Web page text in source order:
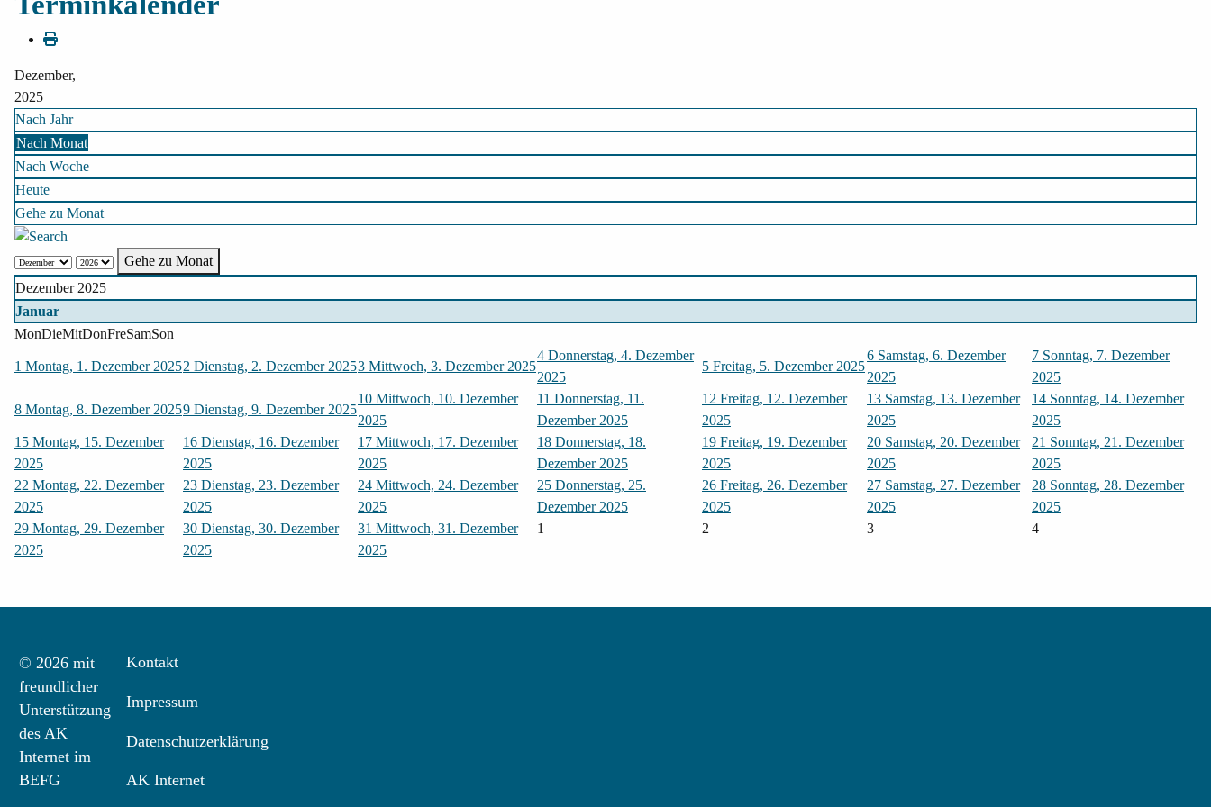
Dezember,
2025
Nach Jahr
Nach Monat
Nach Woche
Heute
Gehe zu Monat
Gehe zu Monat
Dezember 2025
Januar
MonDieMitDonFreSamSon
1 Montag, 1. Dezember 20252 Dienstag, 2. Dezember 20253 Mittwoch, 3. Dezember 2025
4 Donnerstag, 4. Dezember
2025
5 Freitag, 5. Dezember 2025
6 Samstag, 6. Dezember
2025
7 Sonntag, 7. Dezember
2025
8 Montag, 8. Dezember 20259 Dienstag, 9. Dezember 2025
10 Mittwoch, 10. Dezember
2025
11 Donnerstag, 11.
Dezember 2025
12 Freitag, 12. Dezember
2025
13 Samstag, 13. Dezember
2025
14 Sonntag, 14. Dezember
2025
15 Montag, 15. Dezember
2025
16 Dienstag, 16. Dezember
2025
17 Mittwoch, 17. Dezember
2025
18 Donnerstag, 18.
Dezember 2025
19 Freitag, 19. Dezember
2025
20 Samstag, 20. Dezember
2025
21 Sonntag, 21. Dezember
2025
22 Montag, 22. Dezember
2025
23 Dienstag, 23. Dezember
2025
24 Mittwoch, 24. Dezember
2025
25 Donnerstag, 25.
Dezember 2025
26 Freitag, 26. Dezember
2025
27 Samstag, 27. Dezember
2025
28 Sonntag, 28. Dezember
2025
29 Montag, 29. Dezember
2025
30 Dienstag, 30. Dezember
2025
31 Mittwoch, 31. Dezember
2025
1 2 3 4
© 2026 mit
freundlicher
Unterstützung
des AK
Internet im
BEFG
Kontakt
Impressum
Datenschutzerklärung
AK Internet